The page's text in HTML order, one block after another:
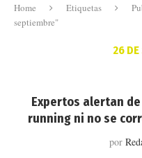
Home Etiquetas
septiembre"
26 DE
Expertos alertan
running ni no se
por